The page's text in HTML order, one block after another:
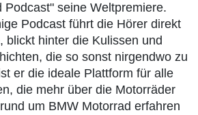
Podcast" seine Weltpremiere.
Podcast führt die Hörer direkt
blickt hinter die Kulissen und
die so sonst nirgendwo zu
er die ideale Plattform für alle
die mehr über die Motorräder
um BMW Motorrad erfahren